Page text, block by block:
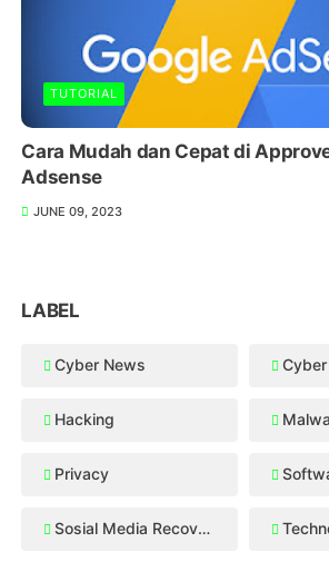
TUTORIAL
Cara Mudah dan Cepat di
Adsense
JUNE 09, 2023
LABEL
Cyber News
Hacking
Privacy
Sosial Media Recovery